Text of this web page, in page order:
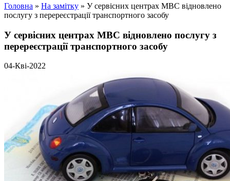
Головна » На замітку » У сервісних центрах МВС відновлено
послугу з перереєстрації транспортного засобу
У сервісних центрах МВС відновлено послугу з
перереєстрації транспортного засобу
04-Кві-2022